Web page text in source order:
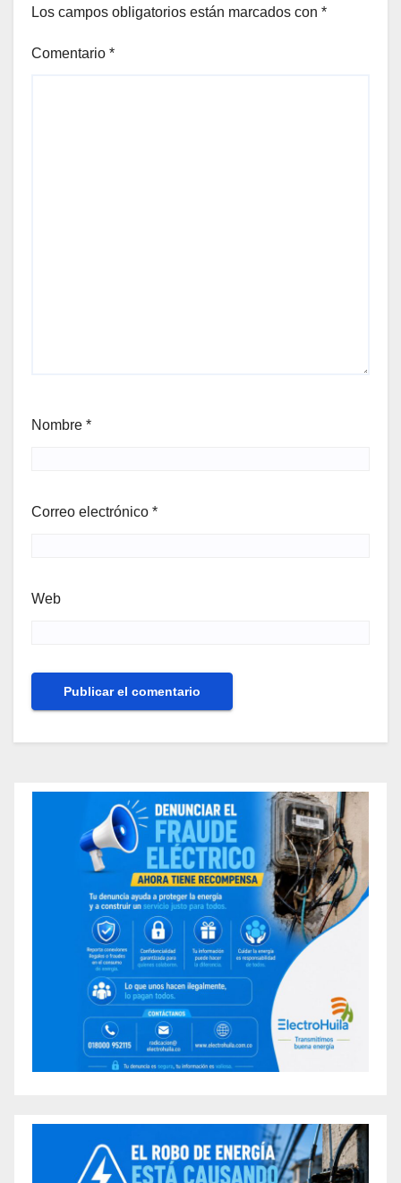
Los campos obligatorios están marcados con *
Comentario *
Nombre *
Correo electrónico *
Web